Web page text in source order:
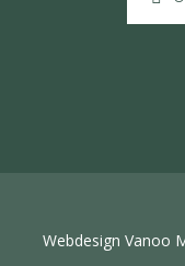
Webdesign Vanoo